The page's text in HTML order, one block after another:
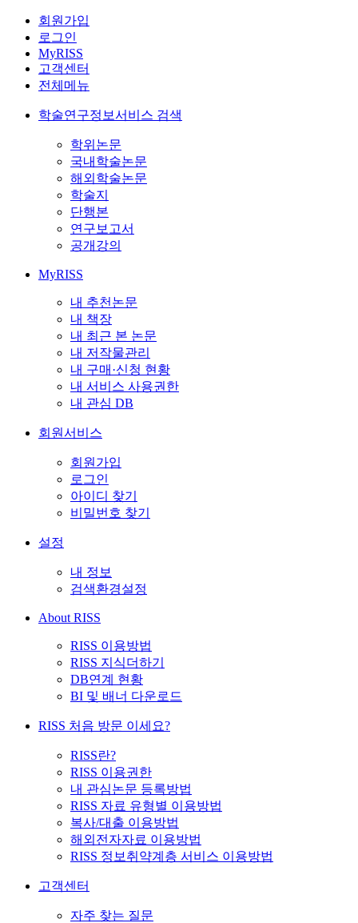
회원가입
로그인
MyRISS
고객센터
전체메뉴
학술연구정보서비스 검색
학위논문
국내학술논문
해외학술논문
학술지
단행본
연구보고서
공개강의
MyRISS
내 추천논문
내 책장
내 최근 본 논문
내 저작물관리
내 구매·신청 현황
내 서비스 사용권한
내 관심 DB
회원서비스
회원가입
로그인
아이디 찾기
비밀번호 찾기
설정
내 정보
검색환경설정
About RISS
RISS 이용방법
RISS 지식더하기
DB연계 현황
BI 및 배너 다운로드
RISS 처음 방문 이세요?
RISS란?
RISS 이용권한
내 관심논문 등록방법
RISS 자료 유형별 이용방법
복사/대출 이용방법
해외전자자료 이용방법
RISS 정보취약계층 서비스 이용방법
고객센터
자주 찾는 질문